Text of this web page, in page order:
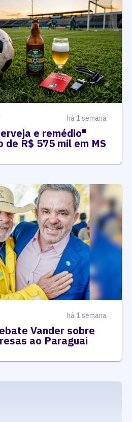
há 1 semana
e remédio"
R$ 575 mil em MS
há 1 semana
Vander sobre
ao Paraguai